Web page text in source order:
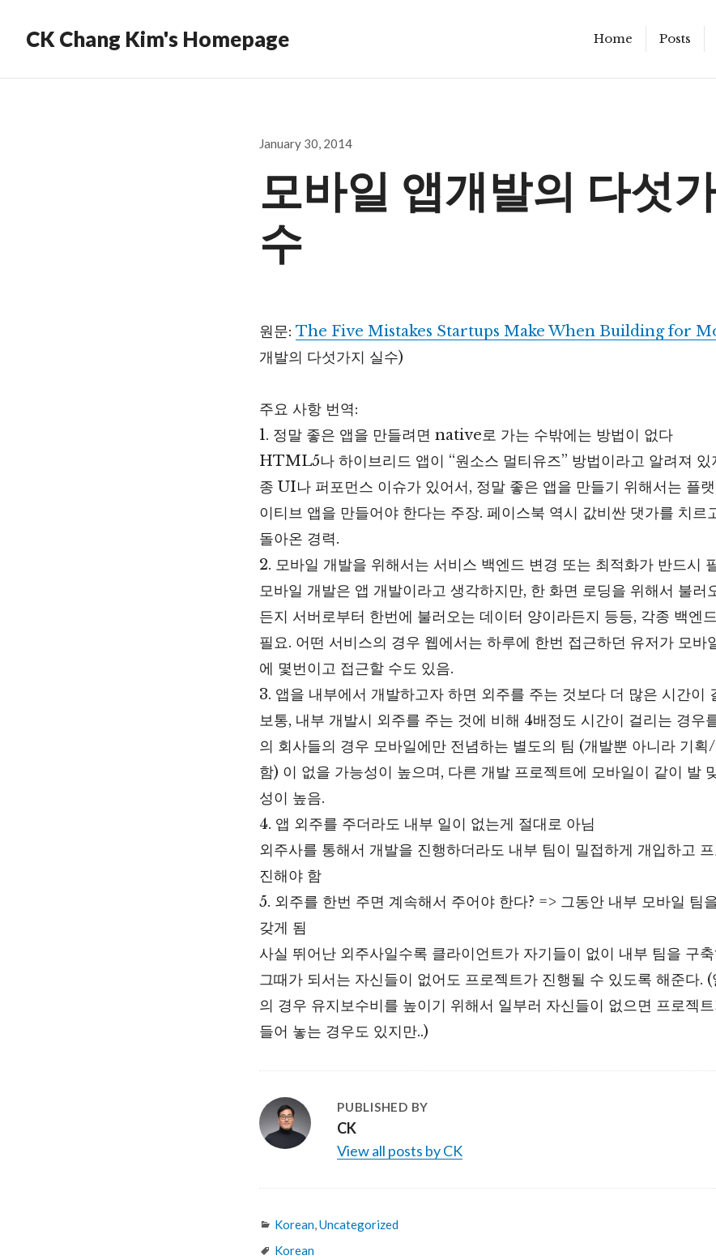
CK Chang Kim's Homepage Home Posts
Posted
January 30, 2014
모바일 앱개발의 다섯
수
원문: The Five Mistakes Startups Make When Building for
개발의 다섯가지 실수)
주요 사항 번역:
1. 정말 좋은 앱을 만들려면 native로 가는 수밖에는 방법이 없다
HTML5나 하이브리드 앱이 “원소스 멀티유즈” 방법이라고 알려져 있
종 UI나 퍼포먼스 이슈가 있어서, 정말 좋은 앱을 만들기 위해서는 플
이티브 앱을 만들어야 한다는 주장. 페이스북 역시 값비싼 댓가를 치
돌아온 경력.
2. 모바일 개발을 위해서는 서비스 백엔드 변경 또는 최적화가 반드시
모바일 개발은 앱 개발이라고 생각하지만, 한 화면 로딩을 위해서 불
든지 서버로부터 한번에 불러오는 데이터 양이라든지 등등, 각종 백엔
필요. 어떤 서비스의 경우 웹에서는 하루에 한번 접근하던 유저가 모바
에 몇번이고 접근할 수도 있음.
3. 앱을 내부에서 개발하고자 하면 외주를 주는 것보다 더 많은 시간이
보통, 내부 개발시 외주를 주는 것에 비해 4배정도 시간이 걸리는 경우
의 회사들의 경우 모바일에만 전념하는 별도의 팀 (개발뿐 아니라 기
함) 이 없을 가능성이 높으며, 다른 개발 프로젝트에 모바일이 같이 발
성이 높음.
4. 앱 외주를 주더라도 내부 일이 없는게 절대로 아님
외주사를 통해서 개발을 진행하더라도 내부 팀이 밀접하게 개입하고
진해야 함
5. 외주를 한번 주면 계속해서 주어야 한다? => 그동안 내부 모바일 팀
갖게 됨
사실 뛰어난 외주사일수록 클라이언트가 자기들이 없이 내부 팀을 구
그때가 되서는 자신들이 없어도 프로젝트가 진행될 수 있도록 해준다.
의 경우 유지보수비를 높이기 위해서 일부러 자신들이 없으면 프로젝
들어 놓는 경우도 있지만..)
PUBLISHED BY
CK
View all posts by CK
Categories
Korean,Uncategorized
Tags
Korean